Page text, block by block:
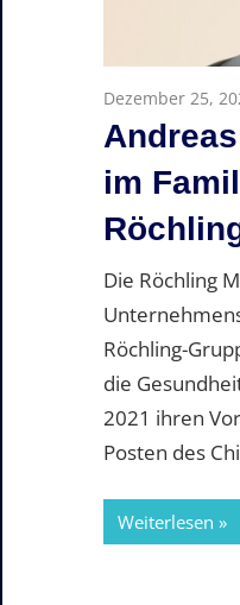
Dezember 25,
im
Die Röchling
Röchling-
die
2021 ihren
Posten des
Weiterlesen